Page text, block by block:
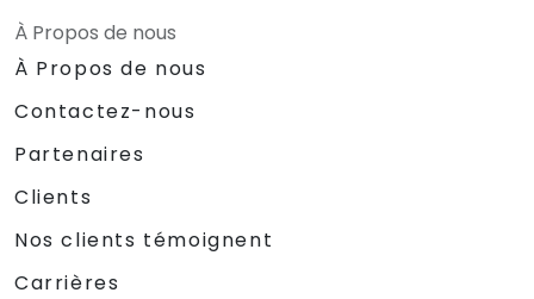
À Propos de nous
À Propos de nous
Contactez-nous
Partenaires
Clients
Nos clients témoignent
Carrières